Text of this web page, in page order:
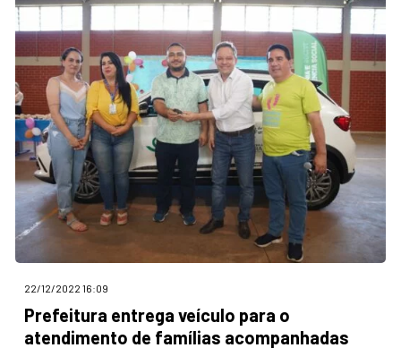
22/12/2022 16:09
Prefeitura entrega veículo para o
atendimento de famílias acompanhadas